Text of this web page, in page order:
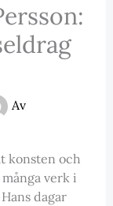
Av
konsten och
verk i
dagar